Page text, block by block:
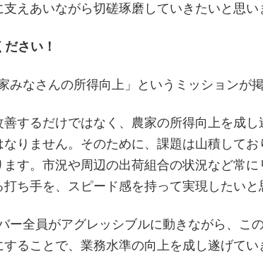
えあいながら切磋琢磨していきたいと思い
さい！
みなさんの所得向上」というミッションが
するだけではなく、農家の所得向上を成
りません。そのために、課題は山積して
す。市況や周辺の出荷組合の状況など常
ち手を、スピード感を持って実現したいと
ー全員がアグレッシブルに動きながら、こ
ることで、業務水準の向上を成し遂げてい